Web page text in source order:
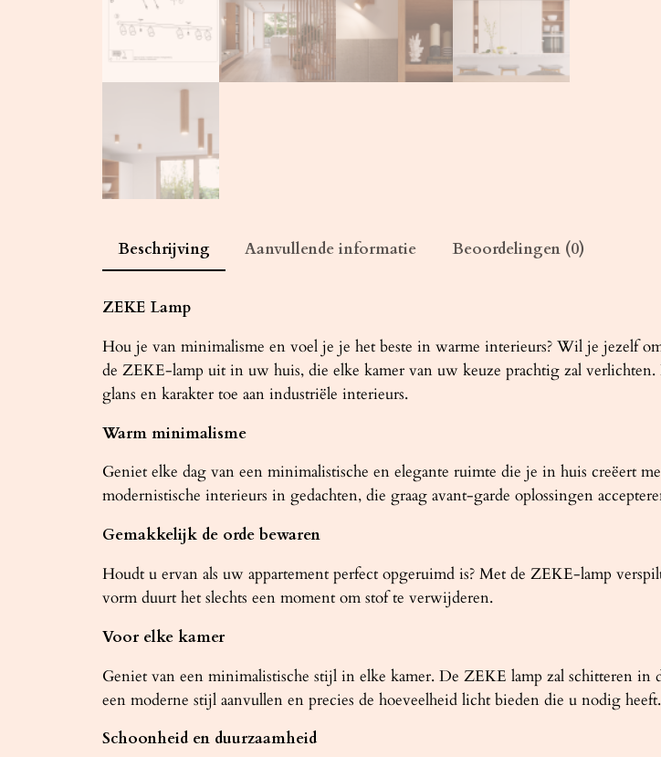
6
a
l
Beschrijving Aanvullende informatie Beoordelingen (0)
ZEKE Lamp
Hou je van minimalisme en voel je je het beste in warme interieurs? Wil je jezelf
de ZEKE-lamp uit in uw huis, die elke kamer van uw keuze prachtig zal
glans en karakter toe aan industriële interieurs.
Warm minimalisme
Geniet elke dag van een minimalistische en elegante ruimte die je in huis creëert
modernistische interieurs in gedachten, die graag avant-garde oplossingen
Gemakkelijk de orde bewaren
Houdt u ervan als uw appartement perfect opgeruimd is? Met de ZEKE-lamp
vorm duurt het slechts een moment om stof te verwijderen.
Voor elke kamer
Geniet van een minimalistische stijl in elke kamer. De ZEKE lamp zal schitteren
een moderne stijl aanvullen en precies de hoeveelheid licht bieden die u nodig heeft.
Schoonheid en duurzaamheid